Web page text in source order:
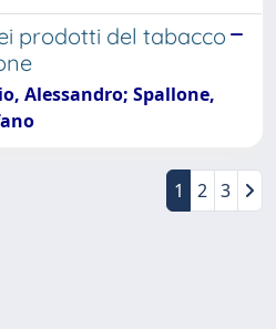
prodotti del tabacco
Alessandro; Spallone,
1 2 3